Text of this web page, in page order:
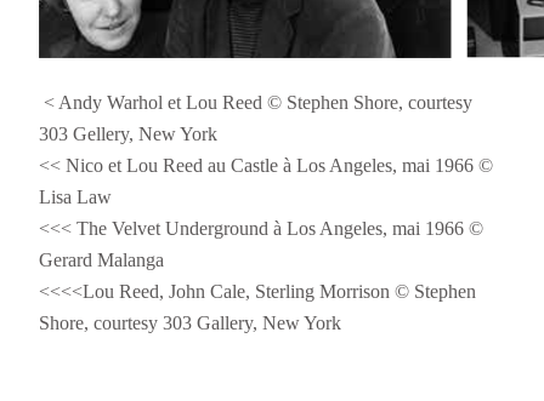
< Andy Warhol et Lou Reed © Stephen Shore, courtesy
303 Gellery, New York
<< Nico et Lou Reed au Castle à Los Angeles, mai 1966 ©
Lisa Law
<<< The Velvet Underground à Los Angeles, mai 1966 ©
Gerard Malanga
<<<<Lou Reed, John Cale, Sterling Morrison © Stephen
Shore, courtesy 303 Gallery, New York